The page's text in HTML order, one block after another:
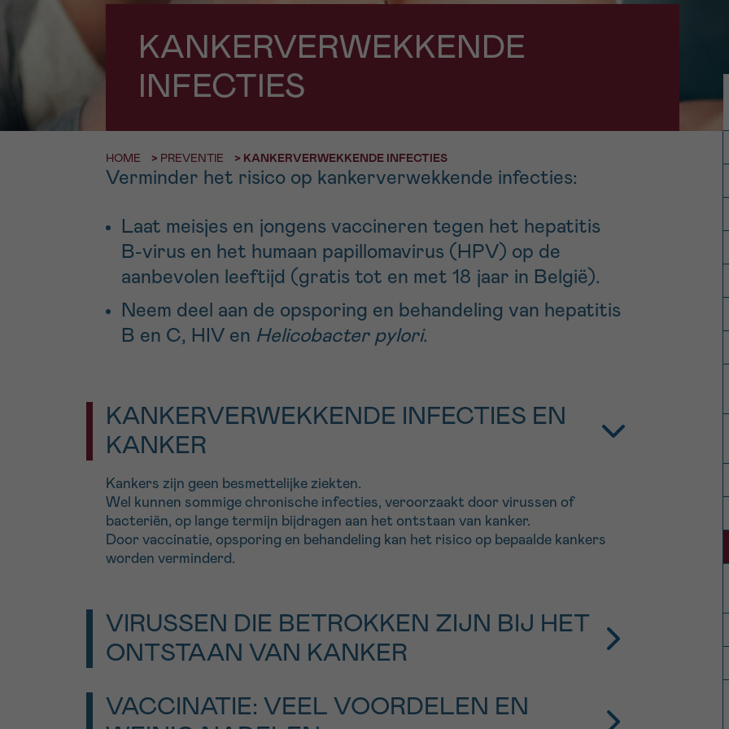
KANKERVERWEKKENDE
INFECTIES
HOME > PREVENTIE > KANKERVERWEKKENDE INFECTIES
Verminder het risico op kankerverwekkende infecties:
Laat meisjes en jongens vaccineren tegen het hepatitis
B-virus en het humaan papillomavirus (HPV) op de
aanbevolen leeftijd (gratis tot en met 18 jaar in België).
Neem deel aan de opsporing en behandeling van hepatitis
B en C, HIV en Helicobacter pylori.
KANKERVERWEKKENDE INFECTIES EN
KANKER
Kankers zijn geen besmettelijke ziekten.
Wel kunnen sommige chronische infecties, veroorzaakt door virussen of
bacteriën, op lange termijn bijdragen aan het ontstaan van kanker.
Door vaccinatie, opsporing en behandeling kan het risico op bepaalde kankers
worden verminderd.
VIRUSSEN DIE BETROKKEN ZIJN BIJ HET
ONTSTAAN VAN KANKER
VACCINATIE: VEEL VOORDELEN EN
Bel ons op 0800 15 802
ma-vrij 9u tot 18u
worden
Kankerinfo
EMAIL
Ik aanvaard de gebruiksvoorwaarden
9h-11h 11h-13h 13h-16h